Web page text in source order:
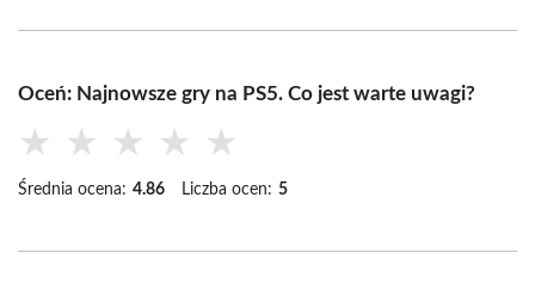
Oceń: Najnowsze gry na PS5. Co jest warte uwagi?
★ ★ ★ ★ ★
Średnia ocena: 4.86 Liczba ocen: 5